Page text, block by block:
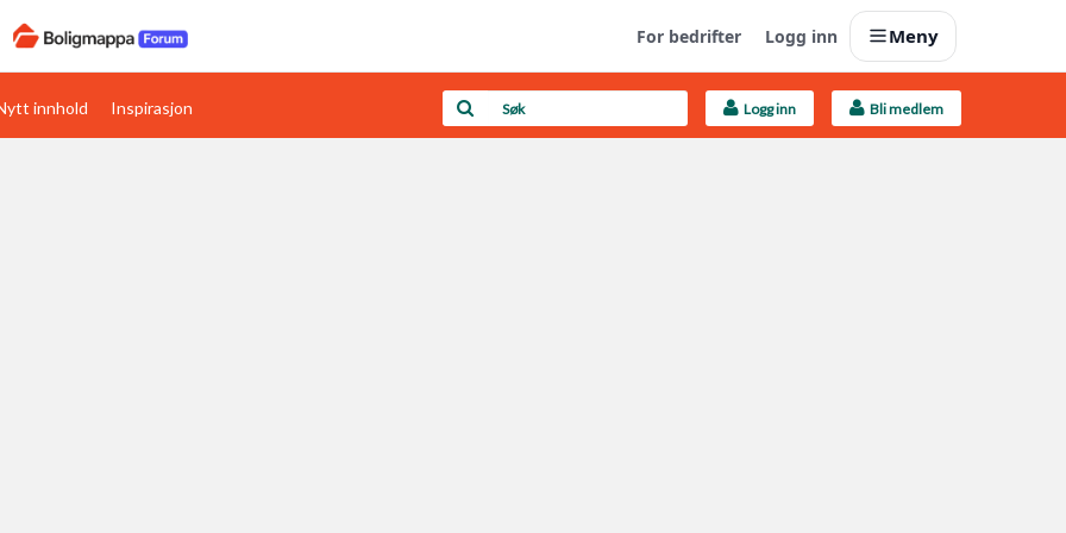
For bedrifter Logg inn Meny
Boligens papirer Last opp selv
innhold Inspirasjon Logg inn Bli medlem